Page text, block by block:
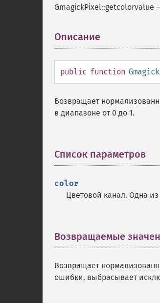
GmagickPixel::getcolorvalue
Описание
public function
Возвращает
в диапазоне от 0 до 1.
Список параметров
color
Цветовой канал. Одна из
Возвращаемые
Возвращает
ошибки, выбрасывает